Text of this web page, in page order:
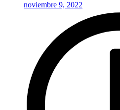
noviembre 9, 2022